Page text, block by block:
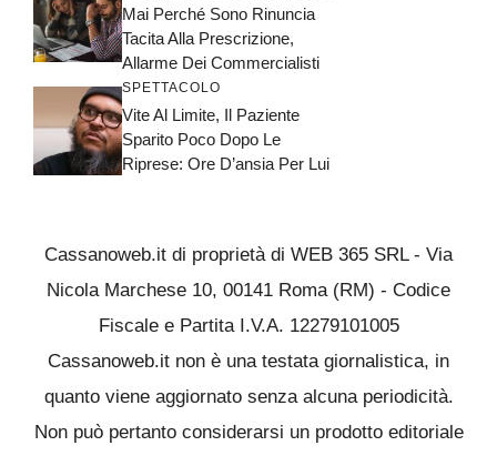
Mai Perché Sono Rinuncia
Tacita Alla Prescrizione,
Allarme Dei Commercialisti
SPETTACOLO
Vite Al Limite, Il Paziente
Sparito Poco Dopo Le
Riprese: Ore D’ansia Per Lui
Cassanoweb.it di proprietà di WEB 365 SRL - Via
Nicola Marchese 10, 00141 Roma (RM) - Codice
Fiscale e Partita I.V.A. 12279101005
Cassanoweb.it non è una testata giornalistica, in
quanto viene aggiornato senza alcuna periodicità.
Non può pertanto considerarsi un prodotto editoriale